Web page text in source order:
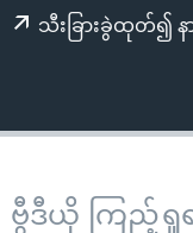
သီးခြားခွဲထုတ်၍
ဗွီဒီယို ကြည့်ရှု